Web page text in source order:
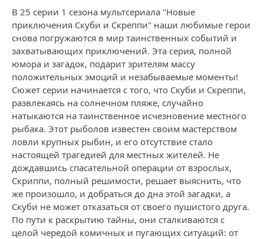
В 25 серии 1 сезона мультсериала "Новые
приключения Скуби и Скреппи" наши любимые герои
снова погружаются в мир таинственных событий и
захватывающих приключений. Эта серия, полной
юмора и загадок, подарит зрителям массу
положительных эмоций и незабываемые моменты!
Сюжет серии начинается с того, что Скуби и Скреппи,
развлекаясь на солнечном пляже, случайно
натыкаются на таинственное исчезновение местного
рыбака. Этот рыболов известен своим мастерством
ловли крупных рыбин, и его отсутствие стало
настоящей трагедией для местных жителей. Не
дождавшись спасательной операции от взрослых,
Скриппи, полный решимости, решает выяснить, что
же произошло, и добраться до дна этой загадки, а
Скуби не может отказаться от своего пушистого друга.
По пути к раскрытию тайны, они сталкиваются с
целой чередой комичных и пугающих ситуаций: от